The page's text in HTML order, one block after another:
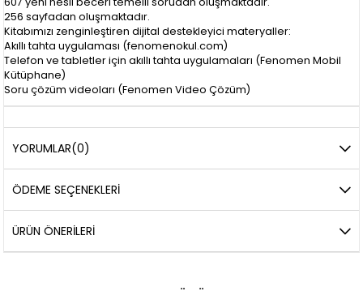
256 sayfadan oluşmaktadır.
Kitabımızı zenginleştiren dijital destekleyici materyaller:
Akıllı tahta uygulaması (fenomenokul.com)
Telefon ve tabletler için akıllı tahta uygulamaları (Fenomen Mobil
Kütüphane)
Soru çözüm videoları (Fenomen Video Çözüm)
YORUMLAR(0)
ÖDEME SEÇENEKLERI
ÜRÜN ÖNERILERI